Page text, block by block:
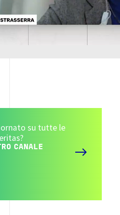
su tutte le
CANALE